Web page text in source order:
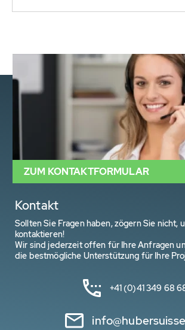
Kontakt
Sollten Sie Fragen haben, zögern Sie nicht,
kontaktieren!
Wir sind jederzeit offen für Ihre Anfragen
die bestmögliche Unterstützung für Ihre
+41 (0)41 349 68
ZUM KONTAKTFORMULAR